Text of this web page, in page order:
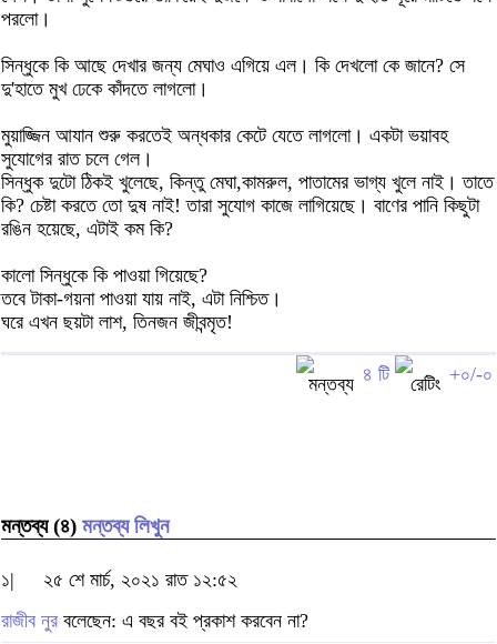
পরলো।
সিন্ধুকে কি আছে দেখার জন্য মেঘাও এগিয়ে এল। কি দেখলো কে জানে? সে
দু'হাতে মুখ ঢেকে কাঁদতে লাগলো।
মুয়াজ্জিন আযান শুরু করতেই অন্ধকার কেটে যেতে লাগলো। একটা ভয়াবহ
সুযোগের রাত চলে গেল।
সিন্ধুক দুটো ঠিকই খুলেছে, কিন্তু মেঘা,কামরুল, পাতামের ভাগ্য খুলে নাই। তাতে
কি? চেষ্টা করতে তো দুষ নাই! তারা সুযোগ কাজে লাগিয়েছে। বাণের পানি কিছুটা
রঙিন হয়েছে, এটাই কম কি?
কালো সিন্ধুকে কি পাওয়া গিয়েছে?
তবে টাকা-গয়না পাওয়া যায় নাই, এটা নিশ্চিত।
ঘরে এখন ছয়টা লাশ, তিনজন জীবন্মৃত!
৪ টি +০/-০
মন্তব্য (৪) মন্তব্য লিখুন
১|
২৫ শে মার্চ, ২০২১ রাত ১২:৫২
রাজীব নুর বলেছেন: এ বছর বই প্রকাশ করবেন না?